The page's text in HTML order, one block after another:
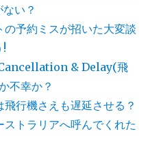
い？
予約ミスが招いた大変談
!
& Delay(飛
不幸か？
行機さえも遅延させる？
トラリアへ呼んでくれた